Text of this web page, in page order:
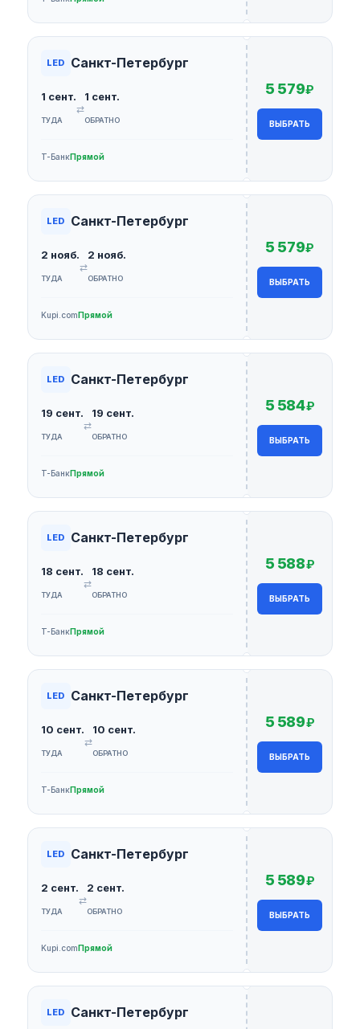
LED Санкт-Петербург
1 сент.
ТУДА
⇄
1 сент.
ОБРАТНО
Т-БанкПрямой
5 579₽
ВЫБРАТЬ
LED Санкт-Петербург
2 нояб.
ТУДА
⇄
2 нояб.
ОБРАТНО
Kupi.comПрямой
5 579₽
ВЫБРАТЬ
LED Санкт-Петербург
19 сент.
ТУДА
⇄
19 сент.
ОБРАТНО
Т-БанкПрямой
5 584₽
ВЫБРАТЬ
LED Санкт-Петербург
18 сент.
ТУДА
⇄
18 сент.
ОБРАТНО
Т-БанкПрямой
5 588₽
ВЫБРАТЬ
LED Санкт-Петербург
10 сент.
ТУДА
⇄
10 сент.
ОБРАТНО
Т-БанкПрямой
5 589₽
ВЫБРАТЬ
LED Санкт-Петербург
2 сент.
ТУДА
⇄
2 сент.
ОБРАТНО
Kupi.comПрямой
5 589₽
ВЫБРАТЬ
LED Санкт-Петербург